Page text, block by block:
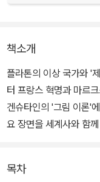
책소개
플라톤의 이상 국가와 '
터 프랑스 혁명과 마르
겐슈타인의 '그림 이론'
요 장면을 세계사와 함
학이 딱딱하게만 느껴지
목차